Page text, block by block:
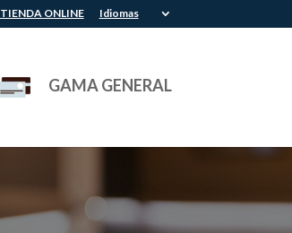
TIENDA ONLINE Idiomas
GAMA GENERAL